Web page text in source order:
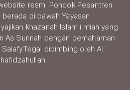
resmi Pondok Pesantren
di bawah Yayasan
khazanah Islam ilmiah yang
As Sunnah dengan pemahaman
dibimbing oleh Al